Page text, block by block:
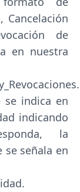
Cancelación
de
en nuestra
se indica en
indicando
la
señala en